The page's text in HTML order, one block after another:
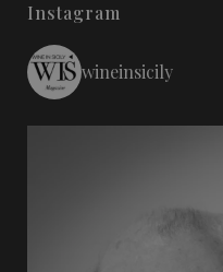
Instagram
wineinsicily